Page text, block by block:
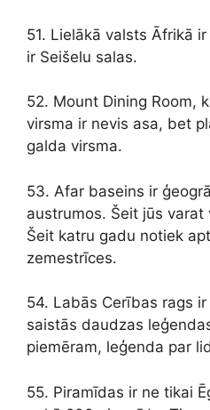
51. Lielākā valsts Āfrikā
ir Seišelu salas.
52. Mount Dining Room,
virsma ir nevis asa, bet
galda virsma.
53. Afar baseins ir
austrumos. Šeit jūs
Šeit katru gadu notiek
zemestrīces.
54. Labās Cerības rags
saistās daudzas
piemēram, leģenda par
55. Piramīdas ir ne tikai